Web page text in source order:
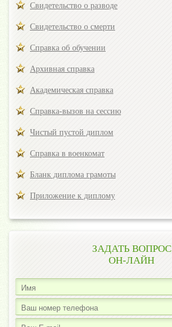
Свидетельство о разводе
Свидетельство о смерти
Справка об обучении
Архивная справка
Академическая справка
Справка-вызов на сессию
Чистый пустой диплом
Справка в военкомат
Бланк диплома грамоты
Приложение к диплому
ЗАДАТЬ ВОПРОС
ОН-ЛАЙН